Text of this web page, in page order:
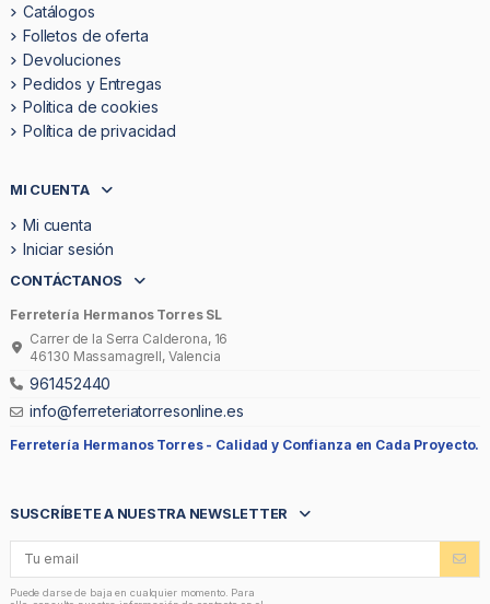
Catálogos
Folletos de oferta
Devoluciones
Pedidos y Entregas
Politica de cookies
Política de privacidad
MI CUENTA
Mi cuenta
Iniciar sesión
CONTÁCTANOS
Ferretería Hermanos Torres SL
Carrer de la Serra Calderona, 16
46130 Massamagrell, Valencia
961452440
info@ferreteriatorresonline.es
Ferretería Hermanos Torres - Calidad y Confianza en Cada Proyecto.
SUSCRÍBETE A NUESTRA NEWSLETTER
Puede darse de baja en cualquier momento. Para